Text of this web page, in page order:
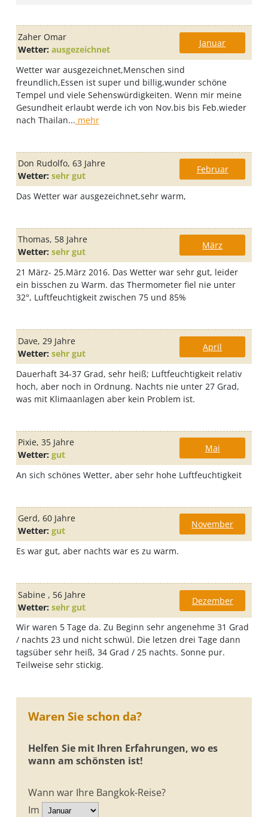
Zaher Omar
Januar
Wetter: ausgezeichnet
Wetter war ausgezeichnet,Menschen sind
freundlich,Essen ist super und billig,wunder schöne
Tempel und viele Sehenswürdigkeiten. Wenn mir meine
Gesundheit erlaubt werde ich von Nov.bis bis Feb.wieder
nach Thailan... mehr
Don Rudolfo, 63 Jahre
Februar
Wetter: sehr gut
Das Wetter war ausgezeichnet,sehr warm,
Thomas, 58 Jahre
März
Wetter: sehr gut
21 März- 25.März 2016. Das Wetter war sehr gut, leider
ein bisschen zu Warm. das Thermometer fiel nie unter
32°, Luftfeuchtigkeit zwischen 75 und 85%
Dave, 29 Jahre
April
Wetter: sehr gut
Dauerhaft 34-37 Grad, sehr heiß; Luftfeuchtigkeit relativ
hoch, aber noch in Ordnung. Nachts nie unter 27 Grad,
was mit Klimaanlagen aber kein Problem ist.
Pixie, 35 Jahre
Mai
Wetter: gut
An sich schönes Wetter, aber sehr hohe Luftfeuchtigkeit
Gerd, 60 Jahre
November
Wetter: gut
Es war gut, aber nachts war es zu warm.
Sabine , 56 Jahre
Dezember
Wetter: sehr gut
Wir waren 5 Tage da. Zu Beginn sehr angenehme 31 Grad
/ nachts 23 und nicht schwül. Die letzen drei Tage dann
tagsüber sehr heiß, 34 Grad / 25 nachts. Sonne pur.
Teilweise sehr stickig.
Waren Sie schon da?
Helfen Sie mit Ihren Erfahrungen, wo es
wann am schönsten ist!
Wann war Ihre Bangkok-Reise?
Im